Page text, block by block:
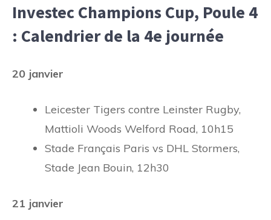
Investec Champions Cup, Poule 4
: Calendrier de la 4e journée
20 janvier
Leicester Tigers contre Leinster Rugby,
Mattioli Woods Welford Road, 10h15
Stade Français Paris vs DHL Stormers,
Stade Jean Bouin, 12h30
21 janvier